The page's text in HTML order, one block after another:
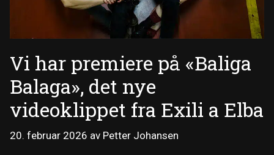
Vi har premiere på «Baliga
Balaga», det nye
videoklippet fra Exili a Elba
20. februar 2026 av Petter Johansen